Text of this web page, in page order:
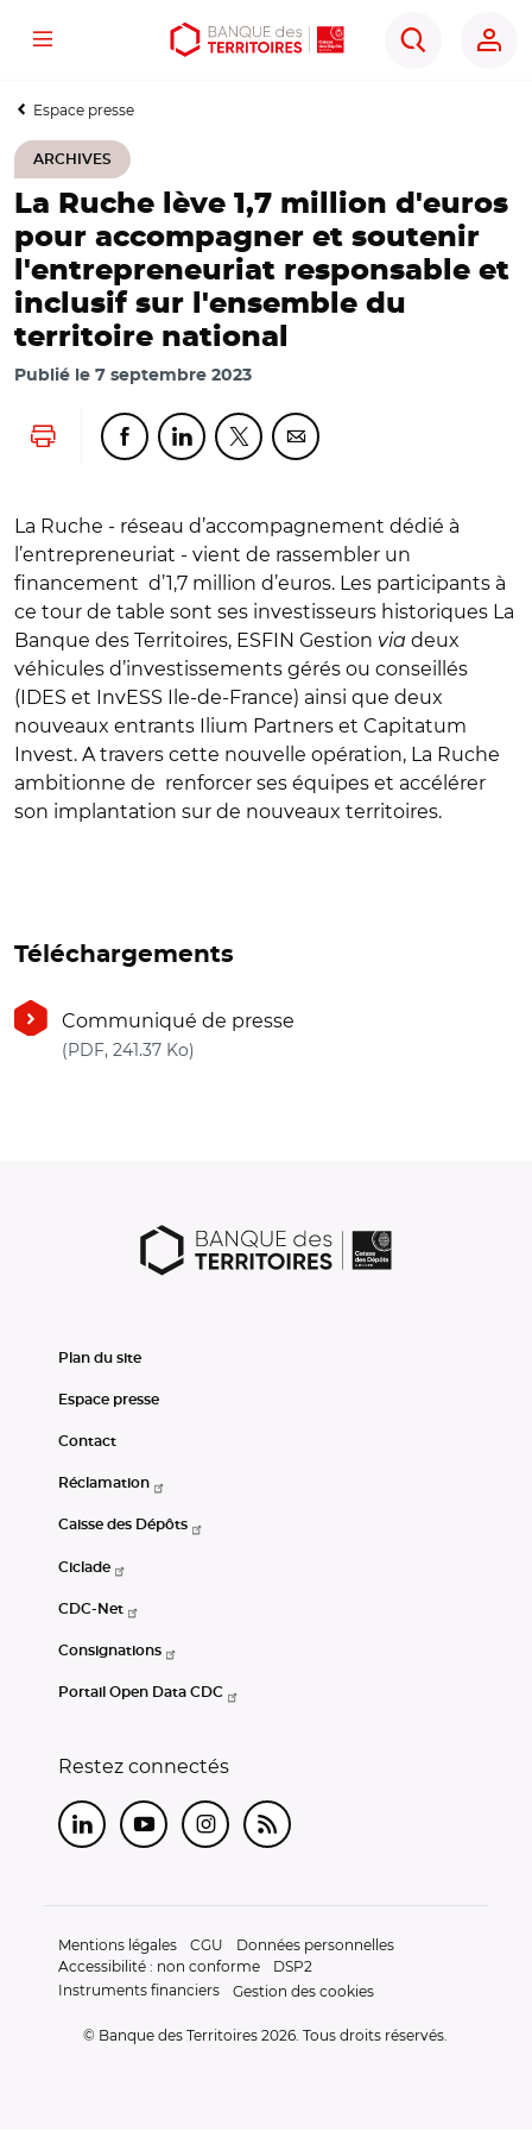
Aller
contenu
Aller
menu
Ouvrir
outils
Menu
Rechercher
Espace presse
ARCHIVES
La Ruche lève 1,7 million d'euros
pour accompagner et soutenir
l'entrepreneuriat responsable et
inclusif sur l'ensemble du
territoire national
Publié le 7 septembre 2023
Lancer l'impressionPartager cette page sur Facebook
Partager cette page sur Linkedin
Partager cette page sur Twitter
Partager cette page sur
La Ruche - réseau d’accompagnement dédié à
l’entrepreneuriat - vient de rassembler un
financement d’1,7 million d’euros. Les participants à
ce tour de table sont ses investisseurs historiques La
Banque des Territoires, ESFIN Gestion via deux
véhicules d’investissements gérés ou conseillés
(IDES et InvESS Ile-de-France) ainsi que deux
nouveaux entrants Ilium Partners et Capitatum
Invest. A travers cette nouvelle opération, La Ruche
ambitionne de renforcer ses équipes et accélérer
son implantation sur de nouveaux territoires.
Téléchargements
Communiqué de presse
(PDF, 241.37 Ko)
Plan du site
Espace presse
Contact
Réclamation
Caisse des Dépôts
Ciclade
CDC-Net
Consignations
Portail Open Data CDC
Restez connectés
LinkedInYoutubeInstagram
RSS
Mentions légales CGU
Données personnelles
Accessibilité : non conforme
DSP2
Instruments financiers
Gestion des cookies
© Banque des Territoires 2026. Tous droits réservés.